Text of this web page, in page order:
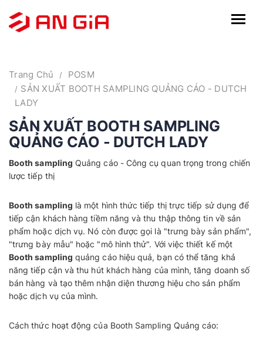
Trang Chủ
POSM
SẢN XUẤT BOOTH SAMPLING QUẢNG CÁO - DUTCH
LADY
SẢN XUẤT BOOTH SAMPLING
QUẢNG CÁO - DUTCH LADY
Booth sampling Quảng cáo - Công cụ quan trọng trong chiến
lược tiếp thị
Booth sampling là một hình thức tiếp thị trực tiếp sử dụng để
tiếp cận khách hàng tiềm năng và thu thập thông tin về sản
phẩm hoặc dịch vụ. Nó còn được gọi là "trưng bày sản phẩm",
"trưng bày mẫu" hoặc "mô hình thử". Với việc thiết kế một
Booth sampling quảng cáo hiệu quả, bạn có thể tăng khả
năng tiếp cận và thu hút khách hàng của mình, tăng doanh số
bán hàng và tạo thêm nhận diện thương hiệu cho sản phẩm
hoặc dịch vụ của mình.
Cách thức hoạt động của Booth Sampling Quảng cáo: